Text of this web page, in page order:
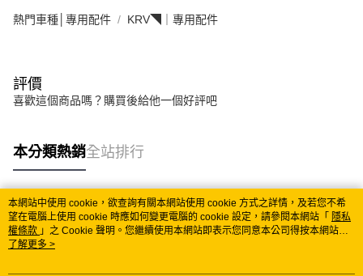
熱門車種│專用配件 KRV◥｜專用配件
評價
喜歡這個商品嗎？購買後給他一個好評吧
本分類熱銷全站排行
熱門標籤
本網站中使用 cookie，欲查詢有關本網站使用 cookie 方式之詳情，及若您不希
望在電腦上使用 cookie 時應如何變更電腦的 cookie 設定，請參閱本網站「 隱私
權條款 」之 Cookie 聲明。您繼續使用本網站即表示您同意本公司得按本網站使
用條款之 Cookie 聲明使用 cookie。
了解更多 >